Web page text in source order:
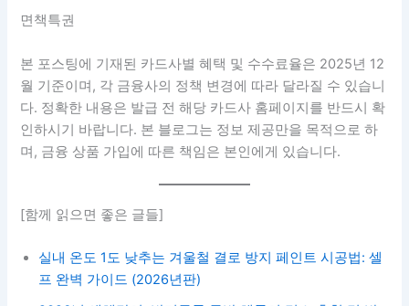
면책특권
본 포스팅에 기재된 카드사별 혜택 및 수수료율은 2025년 12
월 기준이며, 각 금융사의 정책 변경에 따라 달라질 수 있습니
다. 정확한 내용은 발급 전 해당 카드사 홈페이지를 반드시 확
인하시기 바랍니다. 본 블로그는 정보 제공만을 목적으로 하
며, 금융 상품 가입에 따른 책임은 본인에게 있습니다.
[함께 읽으면 좋은 글들]
실내 온도 1도 낮추는 겨울철 결로 방지 페인트 시공법: 셀
프 완벽 가이드 (2026년판)